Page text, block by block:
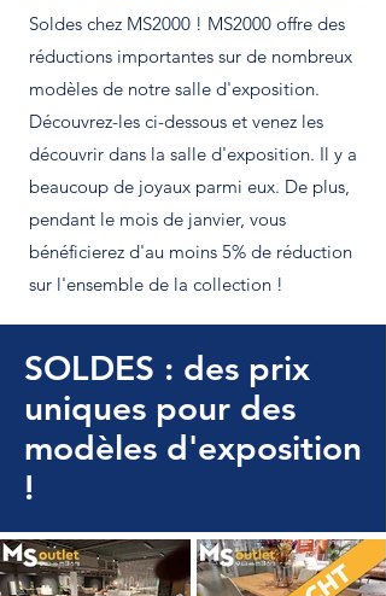
Soldes chez MS2000 ! MS2000 offre des
réductions importantes sur de nombreux
modèles de notre salle d'exposition.
Découvrez-les ci-dessous et venez les
découvrir dans la salle d'exposition. Il y a
beaucoup de joyaux parmi eux. De plus,
pendant le mois de janvier, vous
bénéficierez d'au moins 5% de réduction
sur l'ensemble de la collection !
SOLDES : des prix
uniques pour des
modèles d'exposition
!